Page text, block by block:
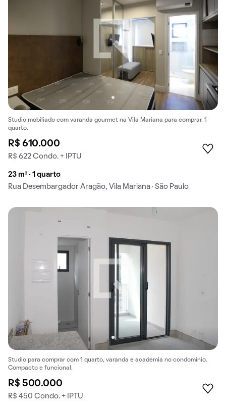
Studio mobiliado com varanda gourmet na Vila Mariana para comprar. 1
quarto.
R$ 610.000
R$ 622 Condo. + IPTU
23 m² · 1 quarto
Rua Desembargador Aragão, Vila Mariana · São Paulo
Studio para comprar com 1 quarto, varanda e academia no condomínio.
Compacto e funcional.
R$ 500.000
R$ 450 Condo. + IPTU